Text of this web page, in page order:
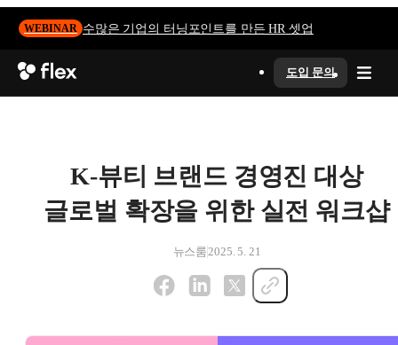
WEBINAR 수많은 기업의 터닝포인트를 만든 HR 셋업
도입 문의
K-뷰티 브랜드 경영진 대상
글로벌 확장을 위한 실전 워크샵
뉴스룸 2025. 5. 21